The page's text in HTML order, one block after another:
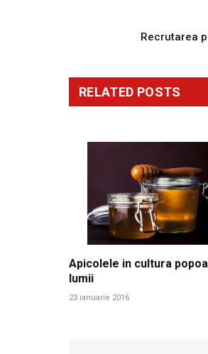
Recrutarea
RELATED POSTS
Apicolele in cultura
lumii
23 ianuarie 2016